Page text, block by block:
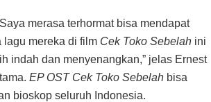
merasa terhormat bisa mendapat
lagu mereka di film Cek Toko Sebelah ini
indah dan menyenangkan,” jelas Ernest
EP OST Cek Toko Sebelah bisa
bioskop seluruh Indonesia.